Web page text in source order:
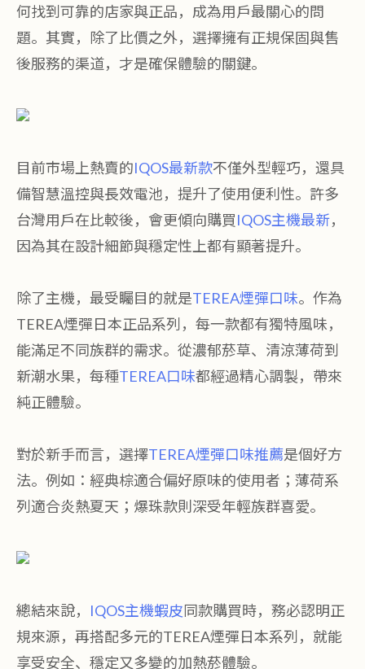
何找到可靠的店家與正品，成為用戶最關心的問
題。其實，除了比價之外，選擇擁有正規保固與售
後服務的渠道，才是確保體驗的關鍵。
目前市場上熱賣的IQOS最新款不僅外型輕巧，還具
備智慧溫控與長效電池，提升了使用便利性。許多
台灣用戶在比較後，會更傾向購買IQOS主機最新，
因為其在設計細節與穩定性上都有顯著提升。
除了主機，最受矚目的就是TEREA煙彈口味。作為
TEREA煙彈日本正品系列，每一款都有獨特風味，
能滿足不同族群的需求。從濃郁菸草、清涼薄荷到
新潮水果，每種TEREA口味都經過精心調製，帶來
純正體驗。
對於新手而言，選擇TEREA煙彈口味推薦是個好方
法。例如：經典棕適合偏好原味的使用者；薄荷系
列適合炎熱夏天；爆珠款則深受年輕族群喜愛。
總結來說， IQOS主機蝦皮同款購買時，務必認明正
規來源，再搭配多元的TEREA煙彈日本系列，就能
享受安全、穩定又多變的加熱菸體驗。